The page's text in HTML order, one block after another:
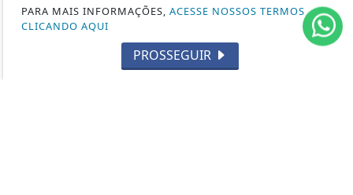
EVENTOS
RELIGIÃO
PARA MAIS INFORMAÇÕES, ACESSE NOSSOS TERMOS
CLICANDO AQUI
PROSSEGUIR